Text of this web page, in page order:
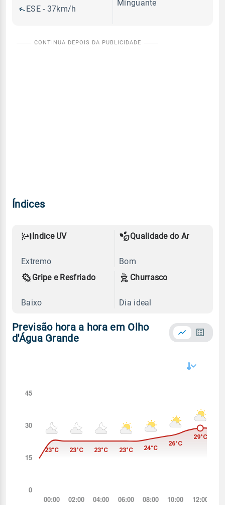
ESE - 37km/h
Minguante
Índices
Índice UV
Extremo
Qualidade do Ar
Bom
Gripe e Resfriado
Baixo
Churrasco
Dia ideal
Previsão hora a hora em Olho
d'Água Grande